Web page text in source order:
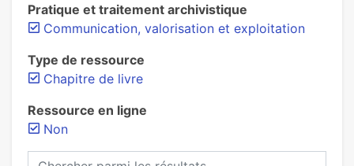
Pratique et traitement archivistique
Communication, valorisation et exploitation
Type de ressource
Chapitre de livre
Ressource en ligne
Non
Chercher parmi les résultats...